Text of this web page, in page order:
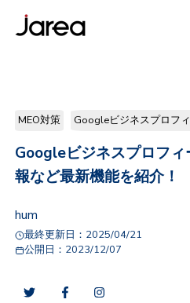
MEO対策 Googleビジネスプロフ
Googleビジネスプロフ
報など最新機能を紹介！
hum
最終更新日： 2025/04/21
公開日： 2023/12/07